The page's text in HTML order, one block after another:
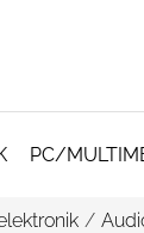
PC/
/